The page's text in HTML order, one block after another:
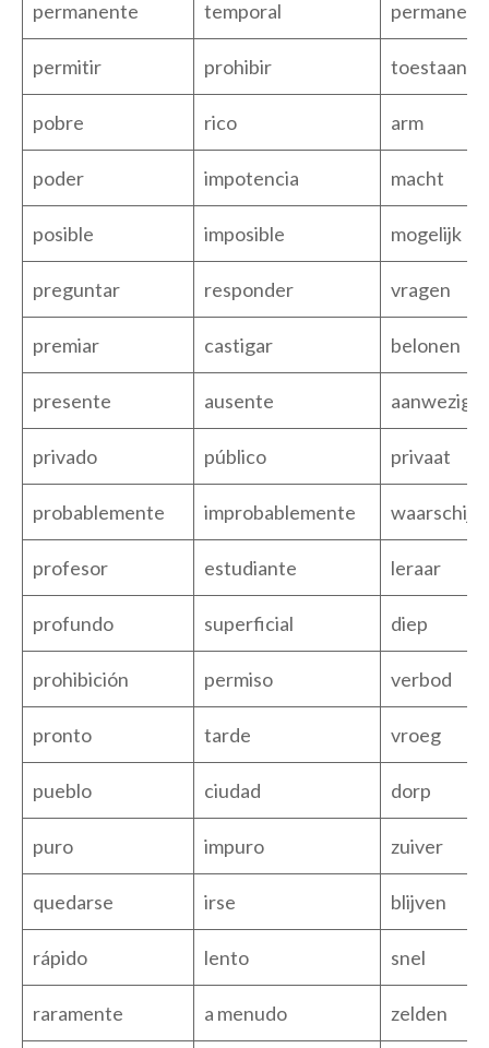
permanente temporal permanent
permitir prohibir toestaan
pobre rico arm
poder impotencia macht
posible imposible mogelijk
preguntar responder vragen
premiar castigar belonen
presente ausente aanwezig
privado público privaat
probablemente improbablemente
profesor estudiante leraar
profundo superficial diep
prohibición permiso verbod
pronto tarde vroeg
pueblo ciudad dorp
puro impuro zuiver
quedarse irse blijven
rápido lento snel
raramente a menudo zelden